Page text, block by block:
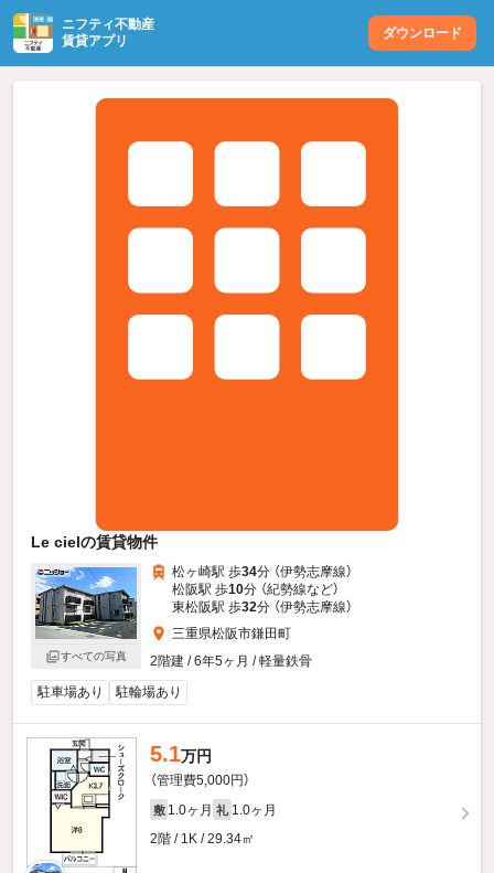
ニフティ不動産
賃貸アプリ
ダウンロード
Le cielの賃貸物件
すべての写真
松ヶ崎駅 歩34分 （伊勢志摩線）
松阪駅 歩10分 （紀勢線など）
東松阪駅 歩32分 （伊勢志摩線）
三重県松阪市鎌田町
2階建 / 6年5ヶ月 / 軽量鉄骨
駐車場あり
駐輪場あり
5.1万円
（管理費5,000円）
敷 1.0ヶ月 礼 1.0ヶ月
2階 / 1K / 29.34㎡